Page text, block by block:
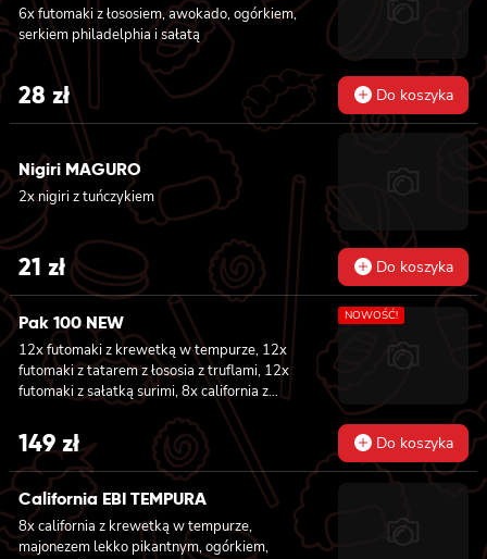
6x futomaki z łososiem, awokado, ogórkiem,
serkiem philadelphia i sałatą
28 zł Do koszyka
Nigiri MAGURO
2x nigiri z tuńczykiem
21 zł Do koszyka
Pak 100 NEW
12x futomaki z krewetką w tempurze, 12x
futomaki z tatarem z łososia z truflami, 12x
futomaki z sałatką surimi, 8x california z
tuńczykiem, 8x california z pieczonym
łososiem, 8x california z sałatką surimi, 8x
hosomaki z sałatką wakame, 8x hosomaki z
tuńczykiem, 8x hosomaki z wędzonym tofu,
8x hosomaki z pieczonym łososiem i 8x
hosomaki z kanpyo
NOWOŚĆ!
149zł Do koszyka
California EBI TEMPURA
8x california z krewetką w tempurze,
majonezem lekko pikantnym, ogórkiem,